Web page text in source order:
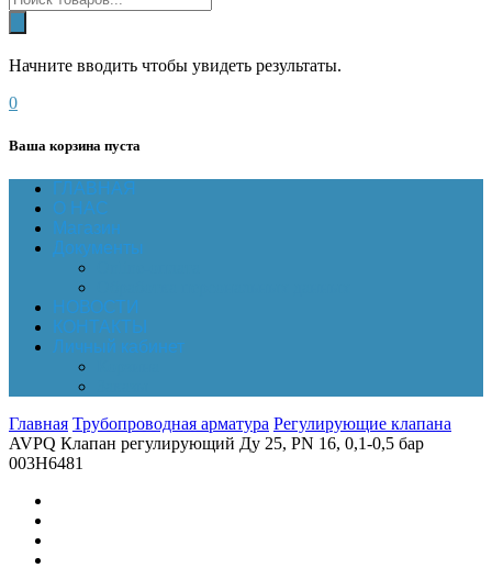
Начните вводить чтобы увидеть результаты.
0
Ваша корзина пуста
ГЛАВНАЯ
О НАС
Магазин
Документы
НОВОСТИ
КОНТАКТЫ
Личный кабинет
Главная Трубопроводная арматура Регулирующие клапана
AVPQ Клапан регулирующий Ду 25, PN 16, 0,1-0,5 бар
003H6481